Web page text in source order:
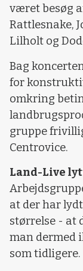
været besøg
Rattlesnake,
Lilholt og
Bag
for
omkring
gruppe
Centrovice.
Land-Live
at der har
størrelse - at
man dermed
som tidligere.